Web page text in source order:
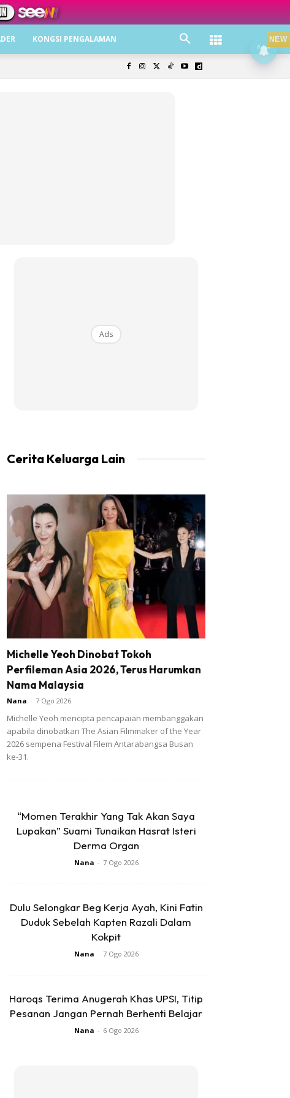
KONGSI PENGALAMAN
Ads
Cerita Keluarga Lain
Michelle Yeoh Dinobat Tokoh
Perfileman Asia 2026, Terus Harumkan
Nama Malaysia
Nana - 7 Ogo 2026
Michelle Yeoh mencipta pencapaian membanggakan
apabila dinobatkan The Asian Filmmaker of the Year
2026 sempena Festival Filem Antarabangsa Busan
ke-31.
“Momen Terakhir Yang Tak Akan Saya
Lupakan” Suami Tunaikan Hasrat Isteri
Derma Organ
Nana - 7 Ogo 2026
Dulu Selongkar Beg Kerja Ayah, Kini Fatin
Duduk Sebelah Kapten Razali Dalam
Kokpit
Nana - 7 Ogo 2026
Haroqs Terima Anugerah Khas UPSI, Titip
Pesanan Jangan Pernah Berhenti Belajar
Nana - 6 Ogo 2026
NEW